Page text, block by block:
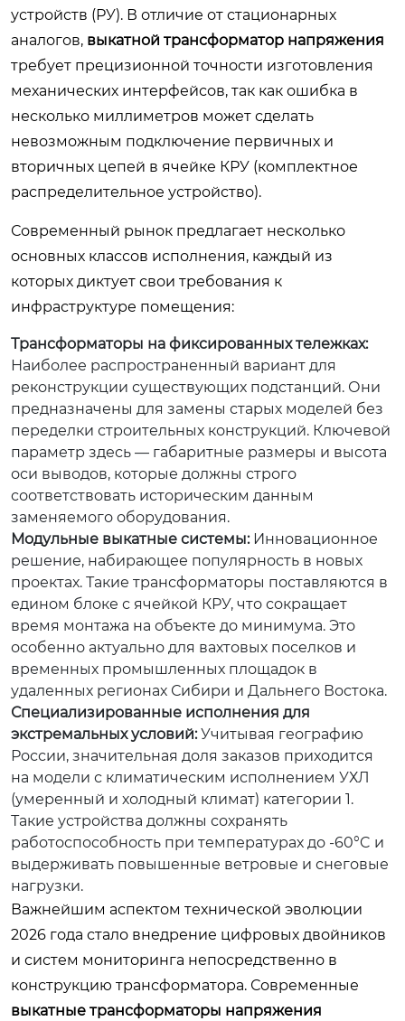
устройств (РУ). В отличие от стационарных
аналогов, выкатной трансформатор напряжения
требует прецизионной точности изготовления
механических интерфейсов, так как ошибка в
несколько миллиметров может сделать
невозможным подключение первичных и
вторичных цепей в ячейке КРУ (комплектное
распределительное устройство).
Современный рынок предлагает несколько
основных классов исполнения, каждый из
которых диктует свои требования к
инфраструктуре помещения:
Трансформаторы на фиксированных тележках:
Наиболее распространенный вариант для
реконструкции существующих подстанций. Они
предназначены для замены старых моделей без
переделки строительных конструкций. Ключевой
параметр здесь — габаритные размеры и высота
оси выводов, которые должны строго
соответствовать историческим данным
заменяемого оборудования.
Модульные выкатные системы:Инновационное
решение, набирающее популярность в новых
проектах. Такие трансформаторы поставляются в
едином блоке с ячейкой КРУ, что сокращает
время монтажа на объекте до минимума. Это
особенно актуально для вахтовых поселков и
временных промышленных площадок в
удаленных регионах Сибири и Дальнего Востока.
Специализированные исполнения для
экстремальных условий:Учитывая географию
России, значительная доля заказов приходится
на модели с климатическим исполнением УХЛ
(умеренный и холодный климат) категории 1.
Такие устройства должны сохранять
работоспособность при температурах до -60°C и
выдерживать повышенные ветровые и снеговые
нагрузки.
Важнейшим аспектом технической эволюции
2026 года стало внедрение цифровых двойников
и систем мониторинга непосредственно в
конструкцию трансформатора. Современные
выкатные трансформаторы напряжения